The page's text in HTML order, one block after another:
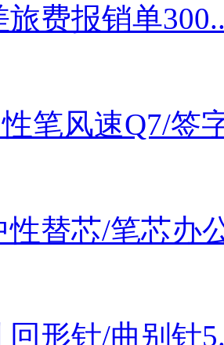
旅费报销单
笔风速Q7/签
性替芯/笔芯办
回形针/曲别针